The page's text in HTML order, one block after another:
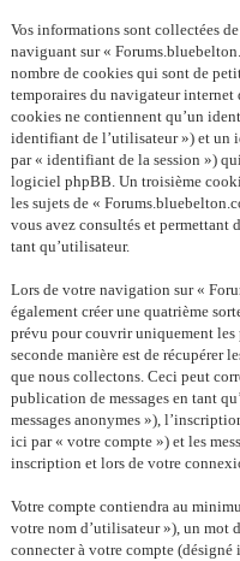
Vos informations sont collectées
naviguant sur «
nombre de cookies qui sont de
temporaires du navigateur internet
cookies ne contiennent qu’un
identifiant de l’utilisateur ») et un
par « identifiant de la session »)
logiciel phpBB. Un troisième
les sujets de «
vous avez consultés et permettant
tant qu’utilisateur.
Lors de votre navigation sur «
également créer une quatrième
prévu pour couvrir uniquement
seconde manière est de récupérer
que nous collectons. Ceci peut
publication de messages en tant
messages anonymes »),
ici par « votre compte ») et les
inscription et lors de votre
Votre compte contiendra au
votre nom d’utilisateur »), un mot
connecter à votre compte (désigné